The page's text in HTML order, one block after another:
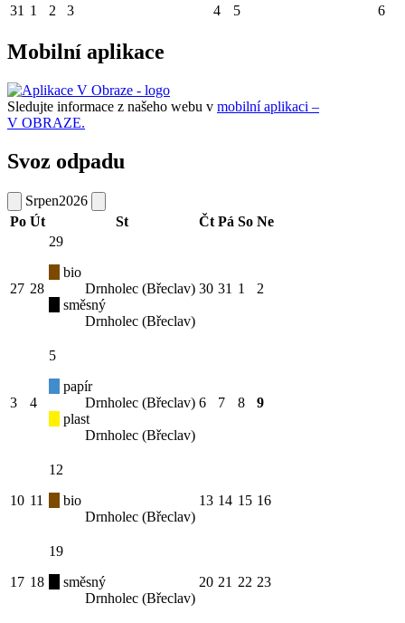
31 1 2 3 4 5 6
Mobilní aplikace
Sledujte informace z našeho webu v mobilní aplikaci –
V OBRAZE.
Svoz odpadu
Srpen2026
Po Út St Čt Pá So Ne
27 28
29
bio
Drnholec (Břeclav)
směsný
Drnholec (Břeclav)
30 31 1 2
3 4
5
papír
Drnholec (Břeclav)
plast
Drnholec (Břeclav)
6 7 8 9
10 11
12
bio
Drnholec (Břeclav)
13 14 15 16
17 18
19
směsný
Drnholec (Břeclav)
20 21 22 23